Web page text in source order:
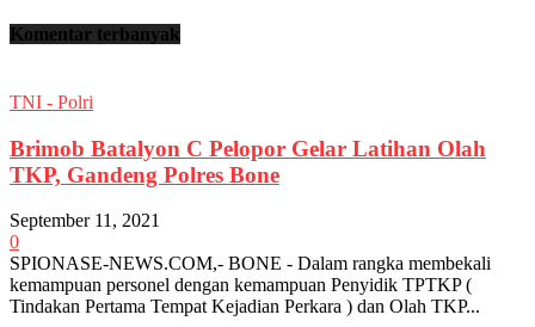
Komentar terbanyak
TNI - Polri
Brimob Batalyon C Pelopor Gelar Latihan Olah
TKP, Gandeng Polres Bone
September 11, 2021
0
SPIONASE-NEWS.COM,- BONE - Dalam rangka membekali
kemampuan personel dengan kemampuan Penyidik TPTKP (
Tindakan Pertama Tempat Kejadian Perkara ) dan Olah TKP...